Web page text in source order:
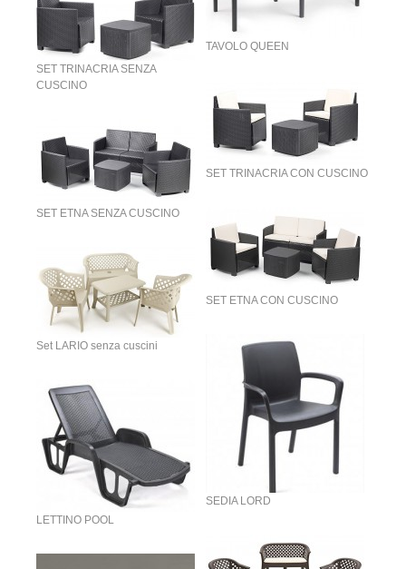
TAVOLO QUEEN
SET TRINACRIA SENZA
CUSCINO
SET TRINACRIA CON CUSCINO
SET ETNA SENZA CUSCINO
SET ETNA CON CUSCINO
Set LARIO senza cuscini
SEDIA LORD
LETTINO POOL